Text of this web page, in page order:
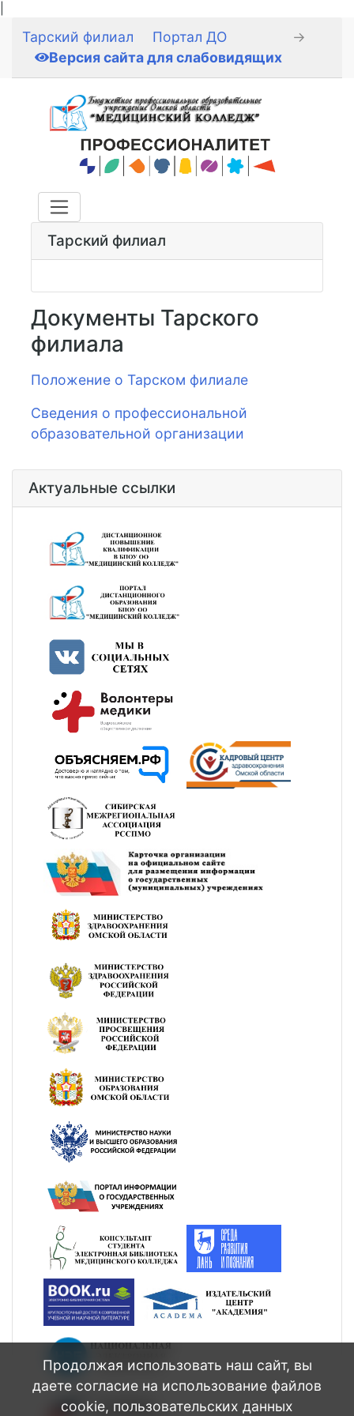
Тарский филиал Портал ДО
→
Версия сайта для слабовидящих
Документы Тарского
филиала
Положение о Тарском филиале
Сведения о профессиональной
образовательной организации
Тарский филиал
Актуальные ссылки
Продолжая использовать наш сайт, вы
даете согласие на использование файлов
cookie, пользовательских данных